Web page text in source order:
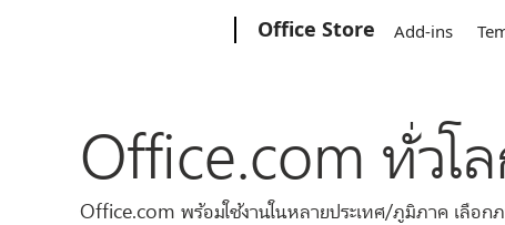
Office Store Add-ins
Office.com ทั่วโ
Office.com พร้อมใช้งานในหลายประเทศ/ภูมิภาค เลือ